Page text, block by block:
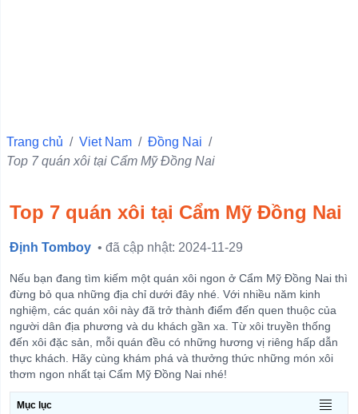
Quận Ba Đình
Quận 11
Quận 4
Quận 3
Quận Hà Đông
Quận Đống Đa
Quận Hai Bà Trưng
Quận Hoàn Kiếm
Trang chủ / Viet Nam / Đồng Nai /
Top 7 quán xôi tại Cẩm Mỹ Đồng Nai
Top 7 quán xôi tại Cẩm Mỹ Đồng Nai
Định Tomboy • đã cập nhật: 2024-11-29
Nếu bạn đang tìm kiếm một quán xôi ngon ở Cẩm Mỹ Đồng Nai thì
đừng bỏ qua những địa chỉ dưới đây nhé. Với nhiều năm kinh
nghiệm, các quán xôi này đã trở thành điểm đến quen thuộc của
người dân địa phương và du khách gần xa. Từ xôi truyền thống
đến xôi đặc sản, mỗi quán đều có những hương vị riêng hấp dẫn
thực khách. Hãy cùng khám phá và thưởng thức những món xôi
thơm ngon nhất tại Cẩm Mỹ Đồng Nai nhé!
Mục lục